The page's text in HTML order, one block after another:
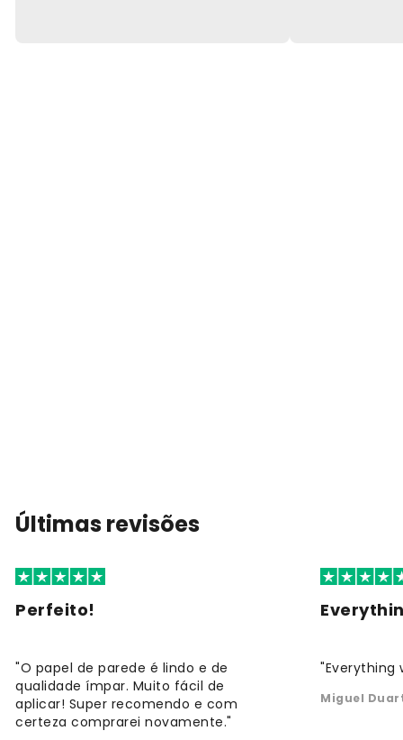
Últimas revisões
Perfeito!
"O papel de parede é lindo e de
qualidade ímpar. Muito fácil de
aplicar! Super recomendo e com
certeza comprarei novamente."
"Everything
Miguel